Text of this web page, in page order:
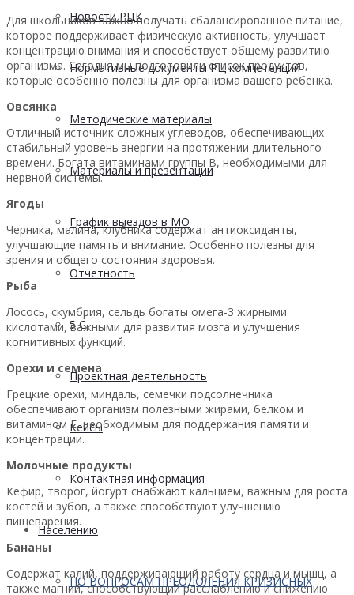
Новости РЦК
Нормативные документы РЦ компетенций
Методические материалы
Материалы и презентации
График выездов в МО
Отчетность
5 С
Проектная деятельность
Кейсы
Контактная информация
Населению
ПО ВОПРОСАМ ПРЕОДОЛЕНИЯ КРИЗИСНЫХ
Для школьников важно получать сбалансированное питание,
которое поддерживает физическую активность, улучшает
концентрацию внимания и способствует общему развитию
организма. Сегодня мы подготовили список продуктов,
которые особенно полезны для организма вашего ребенка.
Овсянка
Отличный источник сложных углеводов, обеспечивающих
стабильный уровень энергии на протяжении длительного
времени. Богата витаминами группы B, необходимыми для
нервной системы.
Ягоды
Черника, малина, клубника содержат антиоксиданты,
улучшающие память и внимание. Особенно полезны для
зрения и общего состояния здоровья.
Рыба
Лосось, скумбрия, сельдь богаты омега-3 жирными
кислотами, важными для развития мозга и улучшения
когнитивных функций.
Орехи и семена
Грецкие орехи, миндаль, семечки подсолнечника
обеспечивают организм полезными жирами, белком и
витамином E, необходимым для поддержания памяти и
концентрации.
Молочные продукты
Кефир, творог, йогурт снабжают кальцием, важным для роста
костей и зубов, а также способствуют улучшению
пищеварения.
Бананы
Содержат калий, поддерживающий работу сердца и мышц, а
также магний, способствующий расслаблению и снижению